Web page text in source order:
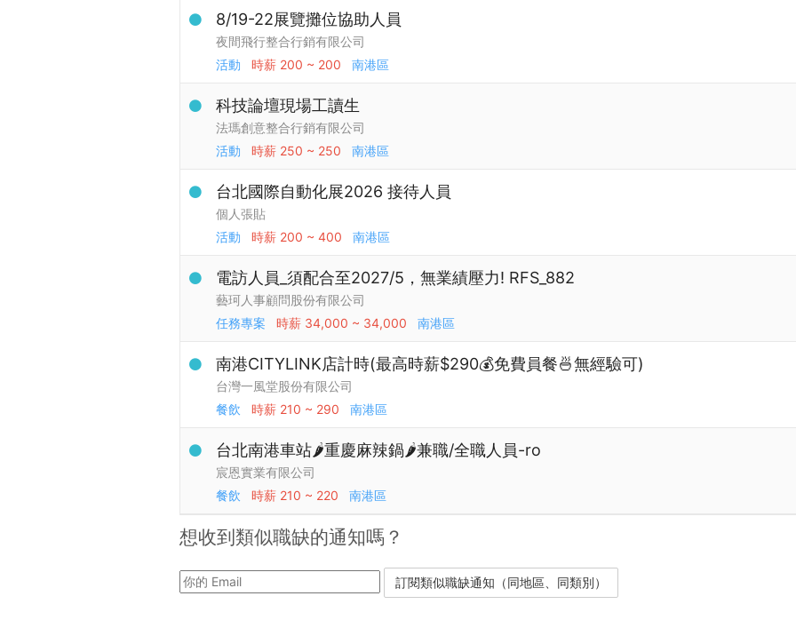
8/19-22展覽攤位協助人員
夜間飛行整合行銷有限公司
活動
時薪 200 ~ 200 南港區
科技論壇現場工讀生
法瑪創意整合行銷有限公司
活動
時薪 250 ~ 250 南港區
台北國際自動化展2026 接待人員
個人張貼
活動
時薪 200 ~ 400 南港區
電訪人員_須配合至2027/5，無業績壓力! RFS_882
藝珂人事顧問股份有限公司
任務專案
時薪 34,000 ~ 34,000 南港區
南港CITYLINK店計時(最高時薪$290💰免費員餐🍜無經驗可)
台灣一風堂股份有限公司
餐飲
時薪 210 ~ 290 南港區
台北南港車站🌶️重慶麻辣鍋🌶️兼職/全職人員-ro
宸恩實業有限公司
餐飲
時薪 210 ~ 220 南港區
想收到類似職缺的通知嗎？